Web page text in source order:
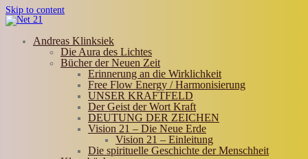
Skip to content
Andreas Klinksiek
Die Aura des Lichtes
Bücher der Neuen Zeit
Erinnerung an die Wirklichkeit
Free Flow Energy / Harmonisierung
UNSER KRAFTFELD
Der Geist der Wort Kraft
DEUTUNG DER ZEICHEN
Vision 21 – Die Neue Erde
Vision 21 – Einleitung
Die spirituelle Geschichte der Menschheit